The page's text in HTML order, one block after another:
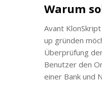
Warum
Avant
up gründen
Überprüfung
Benutzer den
einer Bank und